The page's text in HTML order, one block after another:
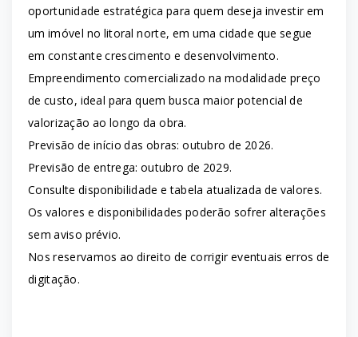
oportunidade estratégica para quem deseja investir em
um imóvel no litoral norte, em uma cidade que segue
em constante crescimento e desenvolvimento.
Empreendimento comercializado na modalidade preço
de custo, ideal para quem busca maior potencial de
valorização ao longo da obra.
Previsão de início das obras: outubro de 2026.
Previsão de entrega: outubro de 2029.
Consulte disponibilidade e tabela atualizada de valores.
Os valores e disponibilidades poderão sofrer alterações
sem aviso prévio.
Nos reservamos ao direito de corrigir eventuais erros de
digitação.